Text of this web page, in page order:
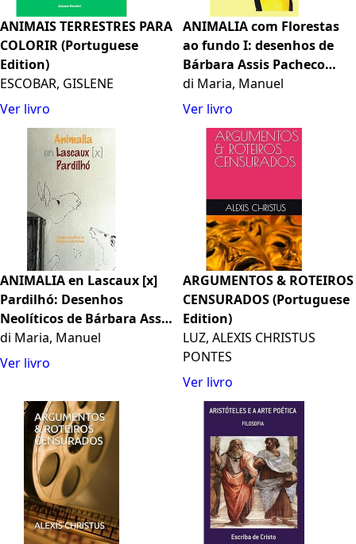
ANIMAIS TERRESTRES PARA
COLORIR (Portuguese
Edition)
ESCOBAR, GISLENE
Ver livro
ANIMALIA com Florestas
ao fundo I: desenhos de
Bárbara Assis Pacheco
(Portuguese Edition)
di Maria, Manuel
Ver livro
ANIMALIA en Lascaux [x]
Pardilhó: Desenhos
Neolíticos de Bárbara Assis
Pacheco (Portuguese
Edition)
di Maria, Manuel
Ver livro
ARGUMENTOS & ROTEIROS
CENSURADOS (Portuguese
Edition)
LUZ, ALEXIS CHRISTUS
PONTES
Ver livro